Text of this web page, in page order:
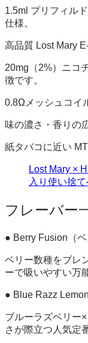
1.5ml プリフィル
仕様。
高品質 Lost Mary
20mg（2%）ニコ
徴です。
0.8Ωメッシュコイ
味の濃さ・香りの
紙タバコに近い
Lost Mary ×
入り使い捨
フレーバー
● Berry Fusion（ベ
ベリー数種をブレ
ーで吸いやすい万
● Blue Razz
ブルーラズベリー
さが際立つ人気定